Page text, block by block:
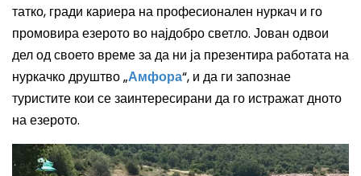
татко, гради кариера на професионален нуркач и го
промовира езерото во најдобро светло. Јован одвои
дел од своето време за да ни ја презентира работата на
нуркачко друштво „Амфора“, и да ги запознае
туристите кои се заинтересирани да го истражат дното
на езерото.